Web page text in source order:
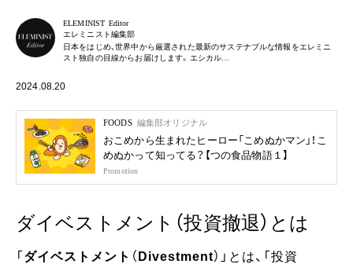
ELEMINIST Editor
エレミニスト編集部
日本をはじめ、世界中から厳選された最新のサステナブルな情報をエレミニ
スト独自の目線からお届けします。エシカル…
2024.08.20
FOODS 編集部オリジナル
おこめから生まれたヒーロー「こめぬかマン」！こ
めぬかって知ってる？【つの食品物語１】
Promotion
ダイベストメント（投資撤退）とは
「 ダイベストメント （ Divestment）」とは、「投資